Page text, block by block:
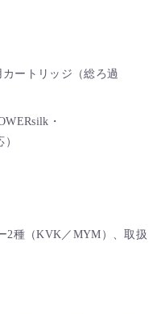
ートリッジ（総ろ過
・
2種（KVK／MYM）、取扱